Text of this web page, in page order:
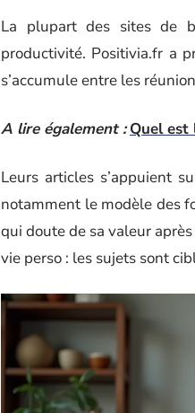
La plupart des sites de
productivité. Positivia.fr a
s’accumule entre les
A lire également : Quel est
Leurs articles s’appuient
notamment le modèle des
qui doute de sa valeur
vie perso : les sujets sont